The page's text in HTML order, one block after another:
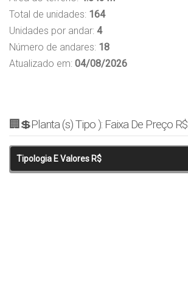
Total de unidades: 164
Unidades por andar: 4
Número de andares: 18
Atualizado em: 04/08/2026
🏢💲Planta (s) Tipo ): Faixa De Preço R$
Tipologia E Valores R$